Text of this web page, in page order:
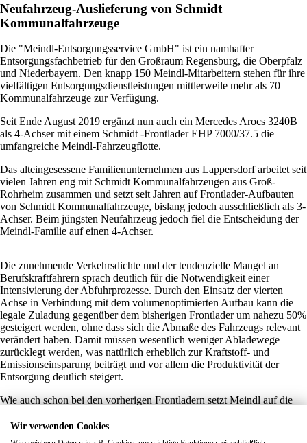
Neufahrzeug-Auslieferung von Schmidt
Kommunalfahrzeuge
Die "Meindl-Entsorgungsservice GmbH" ist ein namhafter
Entsorgungsfachbetrieb für den Großraum Regensburg, die Oberpfalz
und Niederbayern. Den knapp 150 Meindl-Mitarbeitern stehen für ihre
vielfältigen Entsorgungsdienstleistungen mittlerweile mehr als 70
Kommunalfahrzeuge zur Verfügung.
Seit Ende August 2019 ergänzt nun auch ein Mercedes Arocs 3240B
als 4-Achser mit einem Schmidt -Frontlader EHP 7000/37.5 die
umfangreiche Meindl-Fahrzeugflotte.
Das alteingesessene Familienunternehmen aus Lappersdorf arbeitet seit
vielen Jahren eng mit Schmidt Kommunalfahrzeugen aus Groß-
Rohrheim zusammen und setzt seit Jahren auf Frontlader-Aufbauten
von Schmidt Kommunalfahrzeuge, bislang jedoch ausschließlich als 3-
Achser. Beim jüngsten Neufahrzeug jedoch fiel die Entscheidung der
Meindl-Familie auf einen 4-Achser.
Die zunehmende Verkehrsdichte und der tendenzielle Mangel an
Berufskraftfahrern sprach deutlich für die Notwendigkeit einer
Intensivierung der Abfuhrprozesse. Durch den Einsatz der vierten
Achse in Verbindung mit dem volumenoptimierten Aufbau kann die
legale Zuladung gegenüber dem bisherigen Frontlader um nahezu 50%
gesteigert werden, ohne dass sich die Abmaße des Fahrzeugs relevant
verändert haben. Damit müssen wesentlich weniger Abladewege
zurücklegt werden, was natürlich erheblich zur Kraftstoff- und
Emissionseinsparung beiträgt und vor allem die Produktivität der
Entsorgung deutlich steigert.
Wie auch schon bei den vorherigen Frontladern setzt Meindl auf die
mit der attraktiven Farbgebung im Meindl-Design setzt das Fahrzeug
nicht nur ein technisches Highlight im Süden Deutschlands
Wir verwenden Cookies